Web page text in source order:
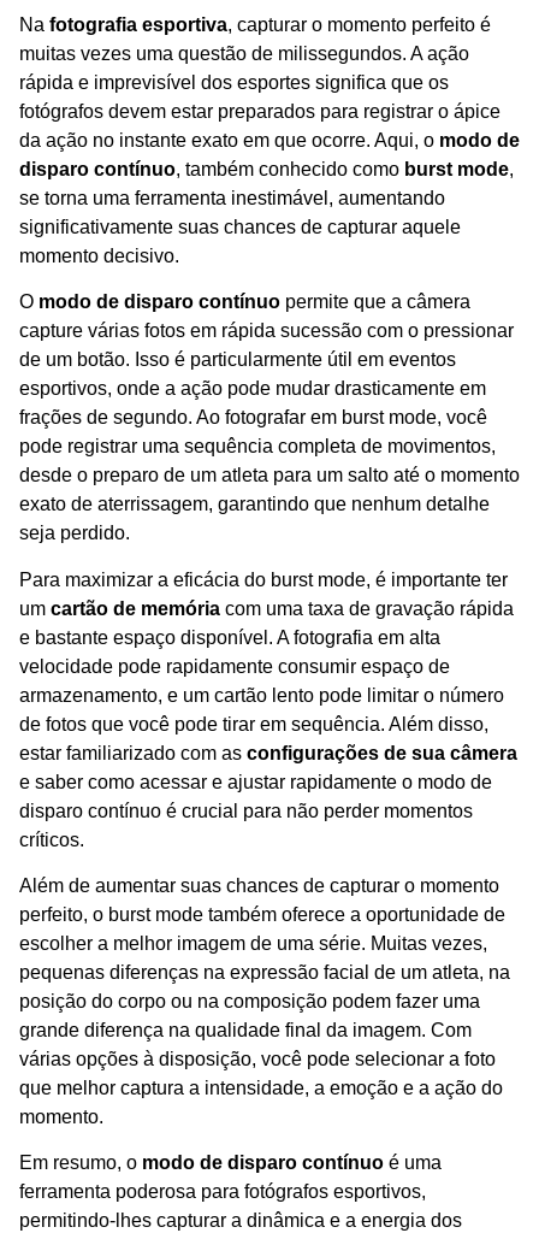
Na fotografia esportiva, capturar o momento perfeito é
muitas vezes uma questão de milissegundos. A ação
rápida e imprevisível dos esportes significa que os
fotógrafos devem estar preparados para registrar o ápice
da ação no instante exato em que ocorre. Aqui, o modo de
disparo contínuo, também conhecido como burst mode,
se torna uma ferramenta inestimável, aumentando
significativamente suas chances de capturar aquele
momento decisivo.
O modo de disparo contínuo permite que a câmera
capture várias fotos em rápida sucessão com o pressionar
de um botão. Isso é particularmente útil em eventos
esportivos, onde a ação pode mudar drasticamente em
frações de segundo. Ao fotografar em burst mode, você
pode registrar uma sequência completa de movimentos,
desde o preparo de um atleta para um salto até o momento
exato de aterrissagem, garantindo que nenhum detalhe
seja perdido.
Para maximizar a eficácia do burst mode, é importante ter
um cartão de memória com uma taxa de gravação rápida
e bastante espaço disponível. A fotografia em alta
velocidade pode rapidamente consumir espaço de
armazenamento, e um cartão lento pode limitar o número
de fotos que você pode tirar em sequência. Além disso,
estar familiarizado com as configurações de sua câmera
e saber como acessar e ajustar rapidamente o modo de
disparo contínuo é crucial para não perder momentos
críticos.
Além de aumentar suas chances de capturar o momento
perfeito, o burst mode também oferece a oportunidade de
escolher a melhor imagem de uma série. Muitas vezes,
pequenas diferenças na expressão facial de um atleta, na
posição do corpo ou na composição podem fazer uma
grande diferença na qualidade final da imagem. Com
várias opções à disposição, você pode selecionar a foto
que melhor captura a intensidade, a emoção e a ação do
momento.
Em resumo, o modo de disparo contínuo é uma
ferramenta poderosa para fotógrafos esportivos,
permitindo-lhes capturar a dinâmica e a energia dos